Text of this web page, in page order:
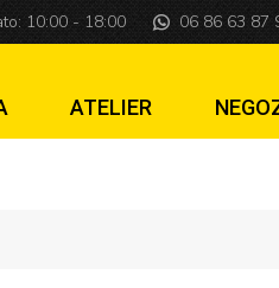
10:00 - 18:00 06 86 63 87
ATELIER